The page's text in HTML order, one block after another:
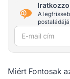
A
E-mail cím
Miért Fontosak